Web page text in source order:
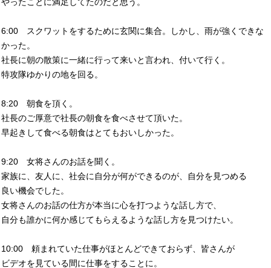
6:00 スクワットをするために玄関に集合。しかし、雨が強くできな
かった。
社長に朝の散策に一緒に行って来いと言われ、付いて行く。
特攻隊ゆかりの地を回る。
8:20 朝食を頂く。
社長のご厚意で社長の朝食を食べさせて頂いた。
早起きして食べる朝食はとてもおいしかった。
9:20 女将さんのお話を聞く。
家族に、友人に、社会に自分が何ができるのが、自分を見つめる
良い機会でした。
女将さんのお話の仕方が本当に心を打つような話し方で、
自分も誰かに何か感じてもらえるような話し方を見つけたい。
10:00 頼まれていた仕事がほとんどできておらず、皆さんが
ビデオを見ている間に仕事をすることに。